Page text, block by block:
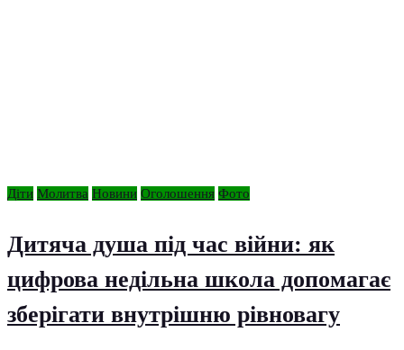
Діти Молитва Новини Оголошення Фото
Дитяча душа під час війни: як
цифрова недільна школа допомагає
зберігати внутрішню рівновагу